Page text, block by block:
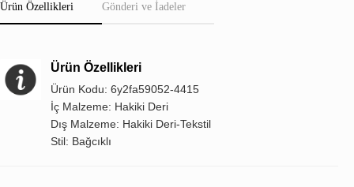
Ürün Özellikleri Gönderi ve İadeler
Ürün Özellikleri
Ürün Kodu: 6y2fa59052-4415
İç Malzeme: Hakiki Deri
Dış Malzeme: Hakiki Deri-Tekstil
Stil: Bağcıklı